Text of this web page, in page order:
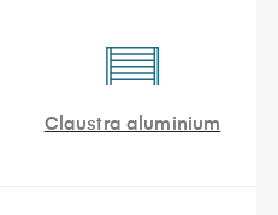
Claustra aluminium